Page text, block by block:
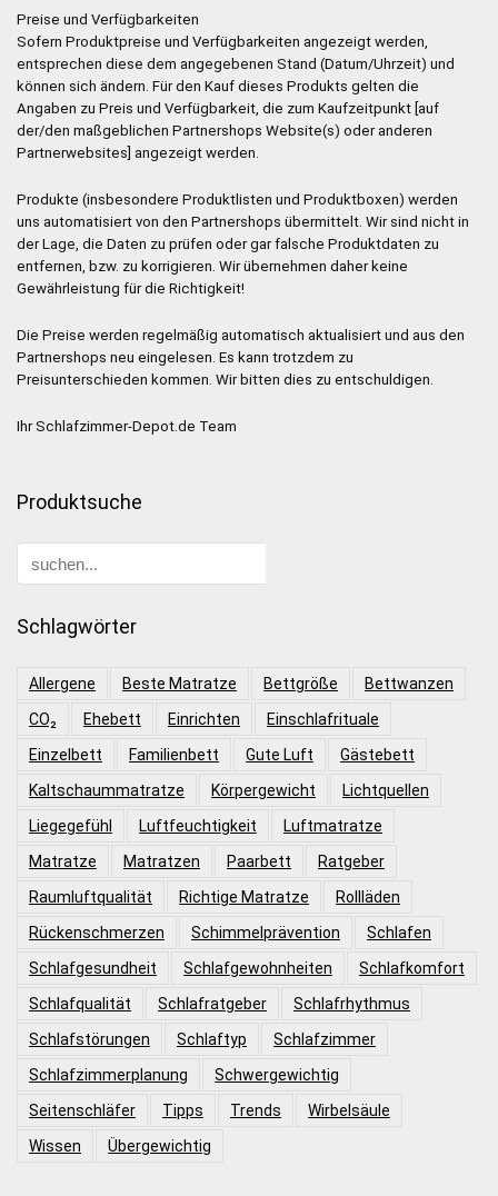
Preise und Verfügbarkeiten
Sofern Produktpreise und Verfügbarkeiten angezeigt werden,
entsprechen diese dem angegebenen Stand (Datum/Uhrzeit) und
können sich ändern. Für den Kauf dieses Produkts gelten die
Angaben zu Preis und Verfügbarkeit, die zum Kaufzeitpunkt [auf
der/den maßgeblichen Partnershops Website(s) oder anderen
Partnerwebsites] angezeigt werden.
Produkte (insbesondere Produktlisten und Produktboxen) werden
uns automatisiert von den Partnershops übermittelt. Wir sind nicht in
der Lage, die Daten zu prüfen oder gar falsche Produktdaten zu
entfernen, bzw. zu korrigieren. Wir übernehmen daher keine
Gewährleistung für die Richtigkeit!
Die Preise werden regelmäßig automatisch aktualisiert und aus den
Partnershops neu eingelesen. Es kann trotzdem zu
Preisunterschieden kommen. Wir bitten dies zu entschuldigen.
Ihr Schlafzimmer-Depot.de Team
Produktsuche
Schlagwörter
Allergene Beste Matratze Bettgröße
Bettwanzen
CO₂
Ehebett Einrichten
Einschlafrituale
Einzelbett
Familienbett Gute Luft
Gästebett
Kaltschaummatratze
Körpergewicht
Lichtquellen
Liegegefühl
Luftfeuchtigkeit
Luftmatratze
Matratze
Matratzen Paarbett
Ratgeber
Raumluftqualität
Richtige Matratze
Rollläden
Rückenschmerzen
Schimmelprävention
Schlafen
Schlafgesundheit
Schlafgewohnheiten
Schlafkomfort
Schlafqualität
Schlafratgeber
Schlafrhythmus
Schlafstörungen
Schlaftyp
Schlafzimmer
Schlafzimmerplanung
Schwergewichtig
Seitenschläfer
Tipps Trends
Wirbelsäule
Wissen
Übergewichtig